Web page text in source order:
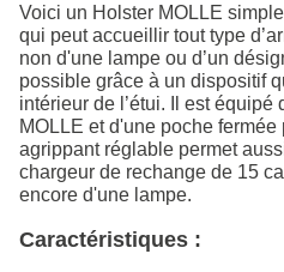
Voici un Holster MOLLE
qui peut accueillir tout type
non d'une lampe ou d’un
possible grâce à un dispositif
intérieur de l’étui. Il est équipé
MOLLE et d'une poche
agrippant réglable permet
chargeur de rechange de 15
encore d'une lampe.
Caractéristiques :